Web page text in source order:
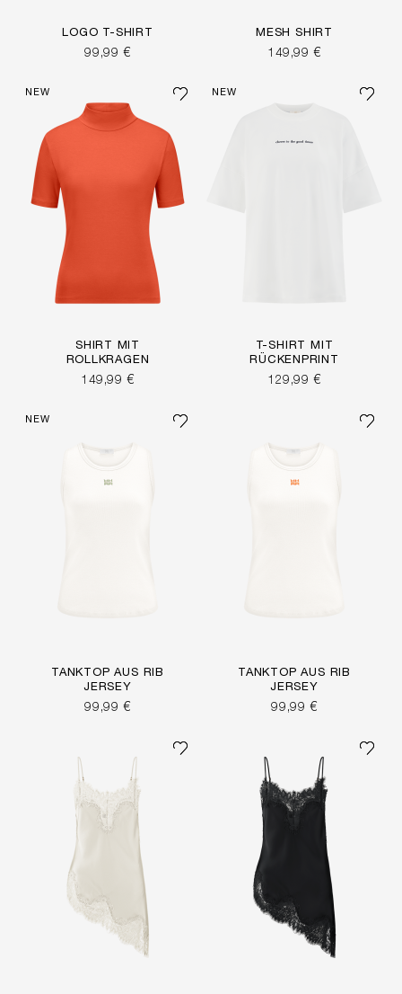
LOGO T-SHIRT
99,99 €
MESH SHIRT
149,99 €
NEW
SHIRT MIT
ROLLKRAGEN
149,99 €
NEW
T-SHIRT MIT
RÜCKENPRINT
129,99 €
NEW
TANKTOP AUS RIB
JERSEY
99,99 €
TANKTOP AUS RIB
JERSEY
99,99 €